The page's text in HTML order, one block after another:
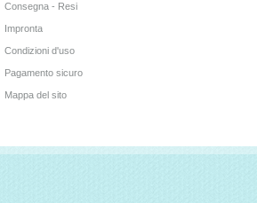
Consegna - Resi
Impronta
Condizioni d'uso
Pagamento sicuro
Mappa del sito